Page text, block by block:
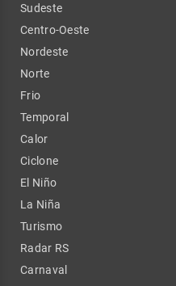
Sudeste
Centro-Oeste
Nordeste
Norte
Frio
Temporal
Calor
Ciclone
El Niño
La Niña
Turismo
Radar RS
Carnaval